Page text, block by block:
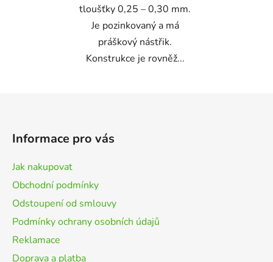
tloušťky 0,25 – 0,30 mm.
Je pozinkovaný a má
práškový nástřik.
Konstrukce je rovněž...
Informace pro vás
Jak nakupovat
Obchodní podmínky
Odstoupení od smlouvy
Podmínky ochrany osobních údajů
Reklamace
Doprava a platba